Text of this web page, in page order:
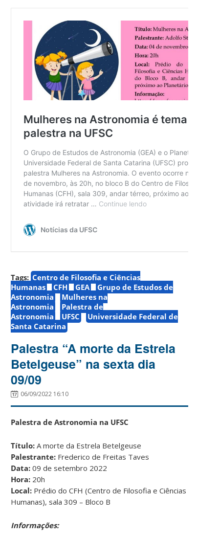
Tags: Centro de Filosofia e Ciências
Humanas
CFH GEA
Grupo de Estudos de
Astronomia
Mulheres na
Astronomia
Palestra de
Astronomia
UFSC
Universidade Federal de
Santa Catarina
Palestra “A morte da Estrela
Betelgeuse” na sexta dia
09/09
06/09/2022 16:10
Palestra de Astronomia na UFSC
Título: A morte da Estrela Betelgeuse
Palestrante: Frederico de Freitas Taves
Data: 09 de setembro 2022
Hora: 20h
Local: Prédio do CFH (Centro de Filosofia e Ciências
Humanas), sala 309 – Bloco B
Informações: